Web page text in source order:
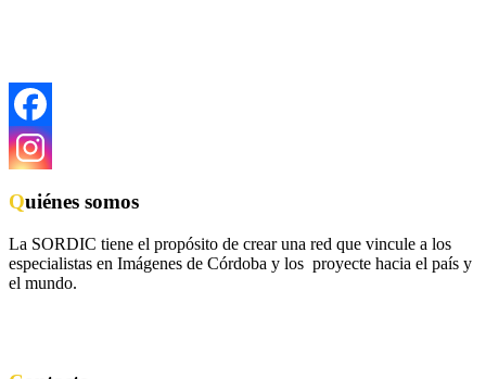
Quiénes somos
La SORDIC tiene el propósito de crear una red que vincule a los
especialistas en Imágenes de Córdoba y los proyecte hacia el país y
el mundo.